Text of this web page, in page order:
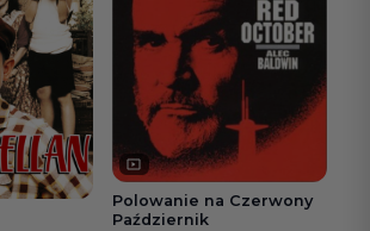
Polowanie na Czerwony
Październik